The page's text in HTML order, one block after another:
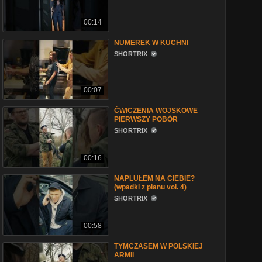
00:14
00:07
NUMEREK W KUCHNI
SHORTRIX
00:16
ĆWICZENIA WOJSKOWE
PIERWSZY POBÓR
SHORTRIX
00:58
NAPLUŁEM NA CIEBIE?
(wpadki z planu vol. 4)
SHORTRIX
TYMCZASEM W POLSKIEJ
ARMII